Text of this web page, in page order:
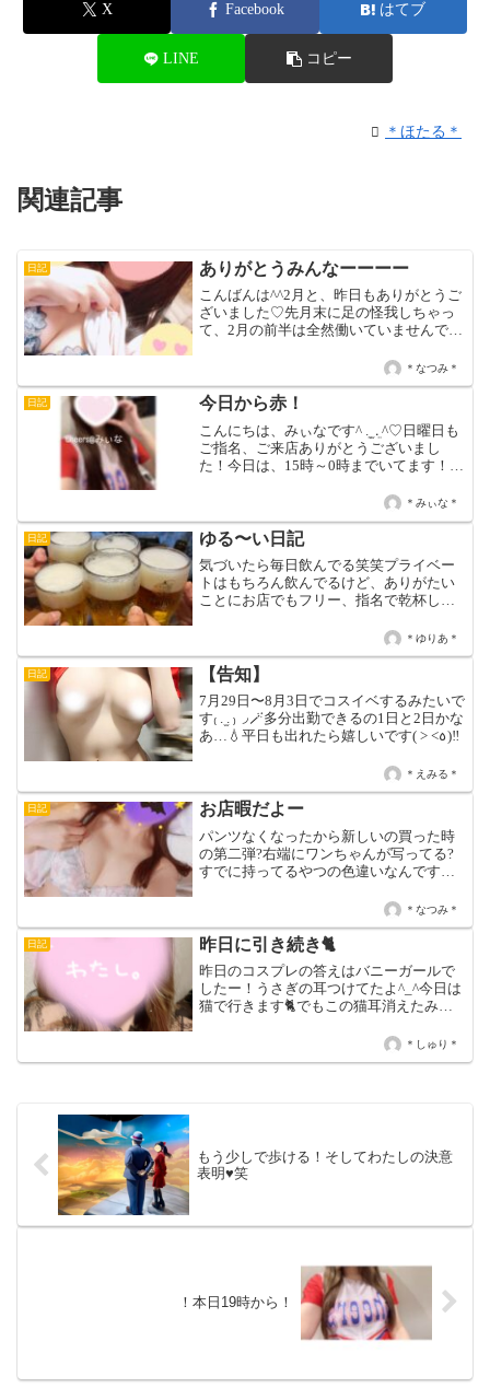
X Facebook はてブ
LINE コピー
＊ほたる＊
関連記事
日記 ありがとうみんなーーーー
こんばんは^^2月と、昨日もありがとうご
ざいました♡先月末に足の怪我しちゃっ
て、2月の前半は全然働いていませんでし
みの間に会えなくなっちゃったお兄さん
もどんな時...
＊なつみ＊
日記 今日から赤！
こんにちは、みぃなです^ ܸ. ̫ .ܸ ^♡日曜日も
ご指名、ご来店ありがとうございまし
た！今日は、15時～0時までいてます！予
＊みぃな＊
日記 ゆる〜い日記
気づいたら毎日飲んでる笑笑プライベー
トはもちろん飲んでるけど、ありがたい
ことにお店でもフリー、指名で乾杯して
り！！(女の子にも感謝)楽しくお酒飲むの
大好きなので、嬉しいです！！一緒に楽
しく飲んで、一緒の時間を...
＊ゆりあ＊
日記 【告知】
7月29日〜8月3日でコスイベするみたいで
す₍ . ̫. ₎◞🪄多分出勤できるの1日と2日かな
あ…‪💧‬平日も出れたら嬉しいです( > <꧞)‼️
＊えみる＊
日記 お店暇だよー
パンツなくなったから新しいの買った時
の第二弾?右端にワンちゃんが写ってる?
すでに持ってるやつの色違いなんですけ
引っ込める運動ずっとしてるのに、引っ
よ〜♡寝て写真撮...
＊なつみ＊
日記 昨日に引き続き🐈
昨日のコスプレの答えはバニーガールで
したー！うさぎの耳つけてたよ^_^今日は
猫で行きます🐈でもこの猫耳消えたみた
動物かわからんねん😇尻尾ついてるから
許して(≧∀≦)笑あと２日あるけど全部違う
＊しゅり＊
もう少しで歩ける！そしてわたしの決意
表明♥︎笑
！本日19時から！